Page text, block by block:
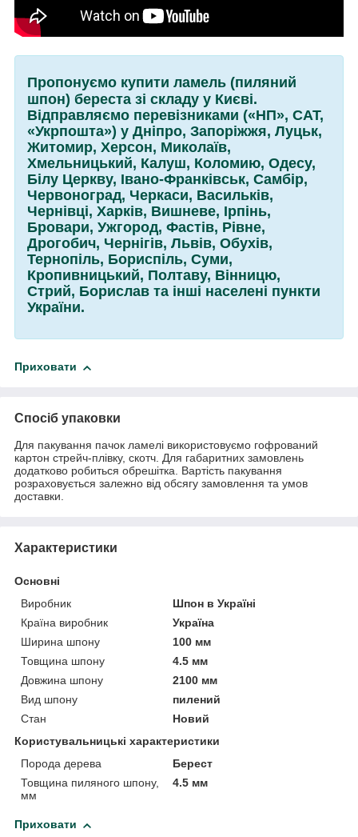
Пропонуємо купити ламель (пиляний
шпон) береста зі складу у Києві.
Відправляємо перевізниками («НП», САТ,
«Укрпошта») у Дніпро, Запоріжжя, Луцьк,
Житомир, Херсон, Миколаїв,
Хмельницький, Калуш, Коломию, Одесу,
Білу Церкву, Івано-Франківськ, Самбір,
Червоноград, Черкаси, Васильків,
Чернівці, Харків, Вишневе, Ірпінь,
Бровари, Ужгород, Фастів, Рівне,
Дрогобич, Чернігів, Львів, Обухів,
Тернопіль, Бориспіль, Суми,
Кропивницький, Полтаву, Вінницю,
Стрий, Борислав та інші населені пункти
України.
Приховати
Спосіб упаковки
Для пакування пачок ламелі використовуємо гофрований
картон стрейч-плівку, скотч. Для габаритних замовлень
додатково робиться обрешітка. Вартість пакування
розраховується залежно від обсягу замовлення та умов
доставки.
Характеристики
Основні
Виробник
Шпон в Україні
Країна виробник
Україна
Ширина шпону
100 мм
Товщина шпону
4.5 мм
Довжина шпону
2100 мм
Вид шпону
пилений
Стан
Новий
Користувальницькі характеристики
Порода дерева
Берест
Товщина пиляного шпону,
мм
4.5 мм
Приховати